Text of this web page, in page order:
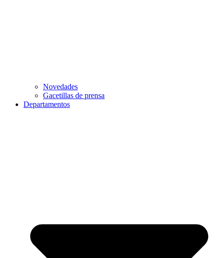
Novedades
Gacetillas de prensa
Departamentos